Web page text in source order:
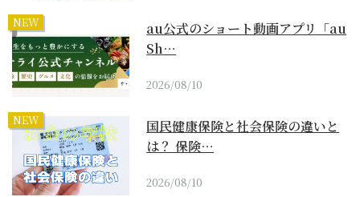
NEW
au公式のショート動画アプリ「au
Sh…
2026/08/10
NEW
国民健康保険と社会保険の違いと
は？ 保険…
2026/08/10